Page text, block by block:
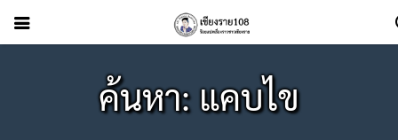
ค้นหา: แคบไข